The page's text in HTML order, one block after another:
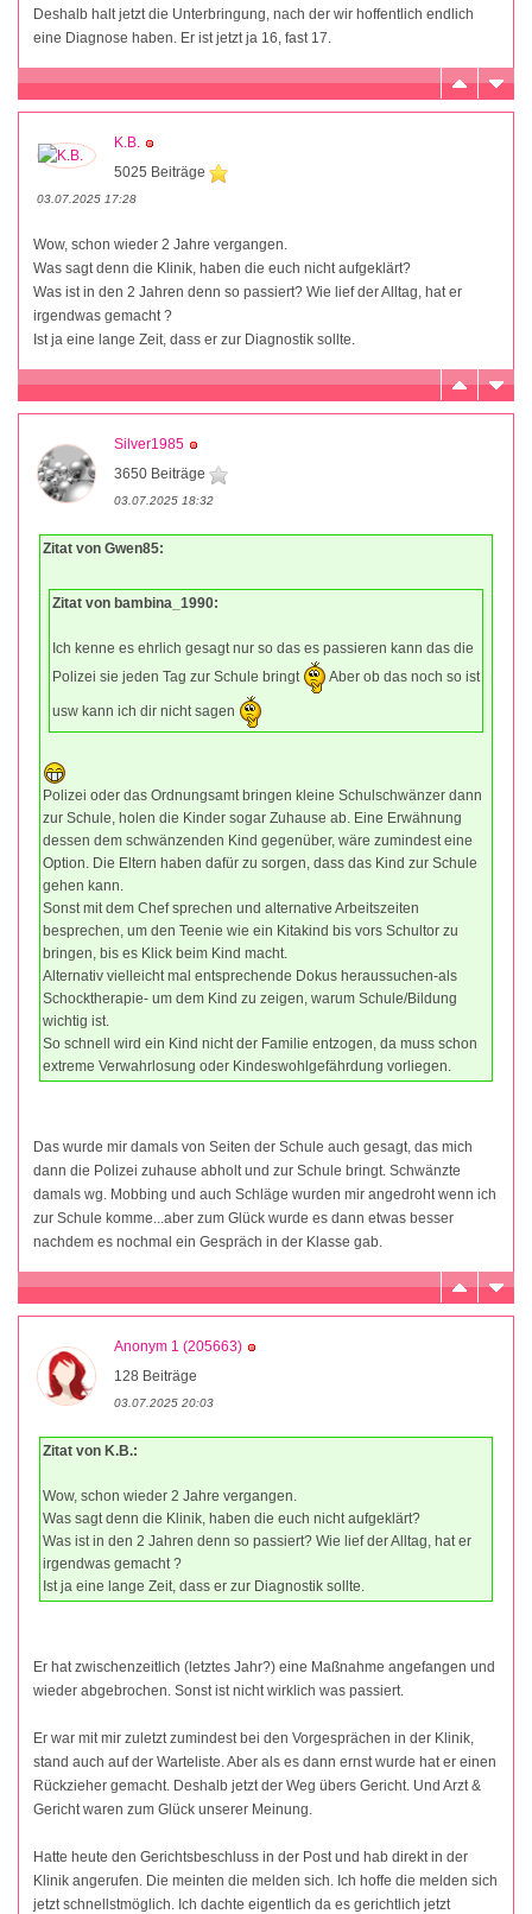
Deshalb halt jetzt die Unterbringung, nach der wir hoffentlich endlich
eine Diagnose haben. Er ist jetzt ja 16, fast 17.
K.B.
5025 Beiträge
03.07.2025 17:28
Wow, schon wieder 2 Jahre vergangen.
Was sagt denn die Klinik, haben die euch nicht aufgeklärt?
Was ist in den 2 Jahren denn so passiert? Wie lief der Alltag, hat er
irgendwas gemacht ?
Ist ja eine lange Zeit, dass er zur Diagnostik sollte.
Silver1985
3650 Beiträge
03.07.2025 18:32
Zitat von Gwen85:
Zitat von bambina_1990:
Ich kenne es ehrlich gesagt nur so das es passieren kann das die
Polizei sie jeden Tag zur Schule bringt
Aber ob das noch so ist
usw kann ich dir nicht sagen
Polizei oder das Ordnungsamt bringen kleine Schulschwänzer dann
zur Schule, holen die Kinder sogar Zuhause ab. Eine Erwähnung
dessen dem schwänzenden Kind gegenüber, wäre zumindest eine
Option. Die Eltern haben dafür zu sorgen, dass das Kind zur Schule
gehen kann.
Sonst mit dem Chef sprechen und alternative Arbeitszeiten
besprechen, um den Teenie wie ein Kitakind bis vors Schultor zu
bringen, bis es Klick beim Kind macht.
Alternativ vielleicht mal entsprechende Dokus heraussuchen-als
Schocktherapie- um dem Kind zu zeigen, warum Schule/Bildung
wichtig ist.
So schnell wird ein Kind nicht der Familie entzogen, da muss schon
extreme Verwahrlosung oder Kindeswohlgefährdung vorliegen.
Das wurde mir damals von Seiten der Schule auch gesagt, das mich
dann die Polizei zuhause abholt und zur Schule bringt. Schwänzte
damals wg. Mobbing und auch Schläge wurden mir angedroht wenn ich
zur Schule komme...aber zum Glück wurde es dann etwas besser
nachdem es nochmal ein Gespräch in der Klasse gab.
Anonym 1 (205663)
128 Beiträge
03.07.2025 20:03
Zitat von K.B.:
Wow, schon wieder 2 Jahre vergangen.
Was sagt denn die Klinik, haben die euch nicht aufgeklärt?
Was ist in den 2 Jahren denn so passiert? Wie lief der Alltag, hat er
irgendwas gemacht ?
Ist ja eine lange Zeit, dass er zur Diagnostik sollte.
Er hat zwischenzeitlich (letztes Jahr?) eine Maßnahme angefangen und
wieder abgebrochen. Sonst ist nicht wirklich was passiert.
Er war mit mir zuletzt zumindest bei den Vorgesprächen in der Klinik,
stand auch auf der Warteliste. Aber als es dann ernst wurde hat er einen
Rückzieher gemacht. Deshalb jetzt der Weg übers Gericht. Und Arzt &
Gericht waren zum Glück unserer Meinung.
Hatte heute den Gerichtsbeschluss in der Post und hab direkt in der
Klinik angerufen. Die meinten die melden sich. Ich hoffe die melden sich
jetzt schnellstmöglich. Ich dachte eigentlich da es gerichtlich jetzt